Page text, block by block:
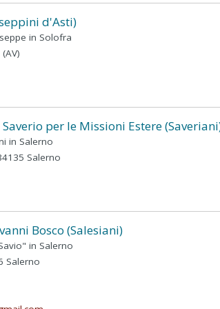
d'Asti)
in Solofra
Saverio per le Missioni Estere
in Salerno
Salerno
Bosco (Salesiani)
in Salerno
Salerno